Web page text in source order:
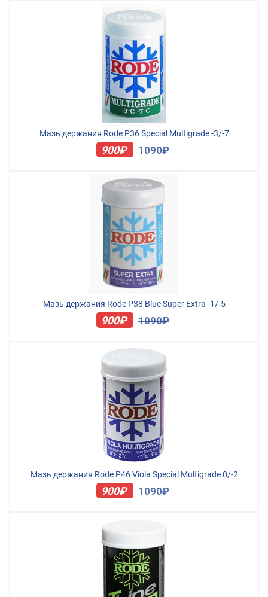
Мазь держания Rode P36 Special Multigrade -3/-7
900₽ 1090₽
Мазь держания Rode P38 Blue Super Extra -1/-5
900₽ 1090₽
Мазь держания Rode P46 Viola Special Multigrade 0/-2
900₽ 1090₽